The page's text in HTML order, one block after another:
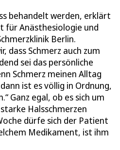
behandelt werden, erklärt
für Anästhesiologie und
Berlin.
dass Schmerz auch zum
sei das persönliche
Schmerz meinen Alltag
ist es völlig in Ordnung,
Ganz egal, ob es sich um
Halsschmerzen
dürfe sich der Patient
Medikament, ist ihm